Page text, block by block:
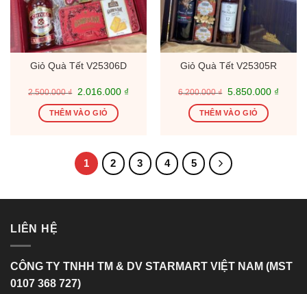
Giỏ Quà Tết V25306D
2.500.000₫
Giá
là:
2.500.000 ₫.
2.016.000 ₫Giá
THÊM VÀO GIỎ
Giỏ Quà Tết V25305R
6.200.000₫
Giá
là:
6.200.000 ₫.
5.850.000 ₫Giá
THÊM VÀO GIỎ
1 2 3 4 5
LIÊN HỆ
CÔNG TY TNHH TM & DV STARMART VIỆT NAM (MST
0107 368 727)